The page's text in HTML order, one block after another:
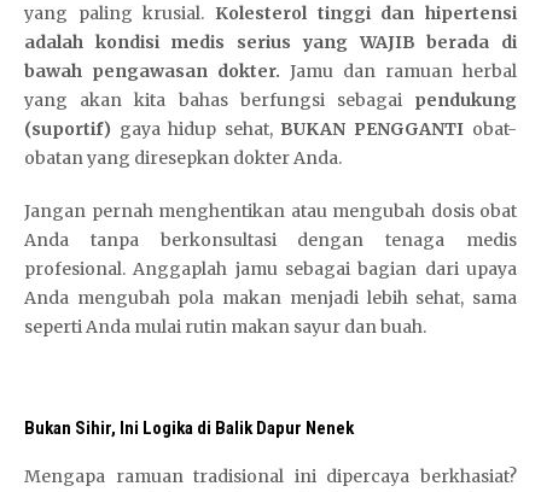
yang paling krusial. Kolesterol tinggi dan hipertensi
adalah kondisi medis serius yang WAJIB berada di
bawah pengawasan dokter. Jamu dan ramuan herbal
yang akan kita bahas berfungsi sebagai pendukung
(suportif) gaya hidup sehat, BUKAN PENGGANTI obat-
obatan yang diresepkan dokter Anda.
Jangan pernah menghentikan atau mengubah dosis obat
Anda tanpa berkonsultasi dengan tenaga medis
profesional. Anggaplah jamu sebagai bagian dari upaya
Anda mengubah pola makan menjadi lebih sehat, sama
seperti Anda mulai rutin makan sayur dan buah.
Bukan Sihir, Ini Logika di Balik Dapur Nenek
Mengapa ramuan tradisional ini dipercaya berkhasiat?